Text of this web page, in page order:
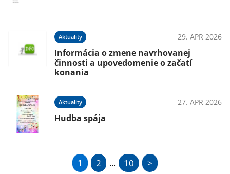
Aktuality 29. APR 2026
Informácia o zmene navrhovanej
činnosti a upovedomenie o začatí
konania
Aktuality 27. APR 2026
Hudba spája
1 2 ... 10 >